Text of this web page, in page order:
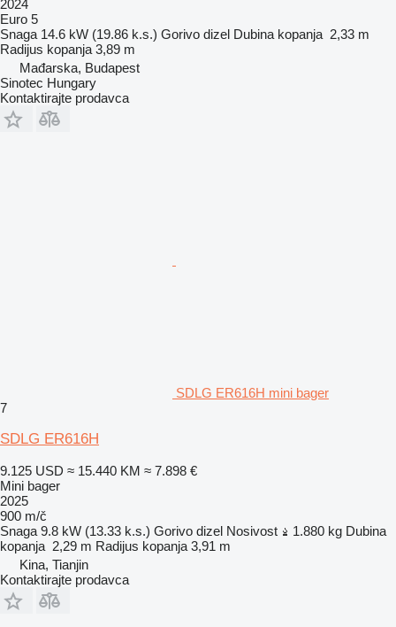
2024
Euro 5
Snaga 14.6 kW (19.86 k.s.) Gorivo dizel Dubina kopanja 2,33 m
Radijus kopanja 3,89 m
Mađarska, Budapest
Sinotec Hungary
Kontaktirajte prodavca
SDLG ER616H mini bager
7
SDLG ER616H
9.125 USD ≈ 15.440 KM ≈ 7.898 €
Mini bager
2025
900 m/č
Snaga 9.8 kW (13.33 k.s.) Gorivo dizel Nosivost 1.880 kg Dubina
kopanja 2,29 m Radijus kopanja 3,91 m
Kina, Tianjin
Kontaktirajte prodavca